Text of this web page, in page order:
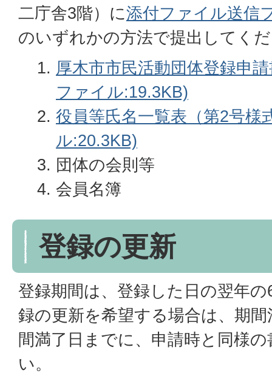
二庁舎3階）に添付ファイル送信
のいずれかの方法で提出してく
厚木市市民活動団体登録申
ファイル:19.3KB)
役員等氏名一覧表（第2号様
ル:20.3KB)
団体の会則等
会員名簿
登録の更新
登録期間は、登録した日の翌年
録の更新を希望する場合は、期
間満了日までに、申請時と同様
い。